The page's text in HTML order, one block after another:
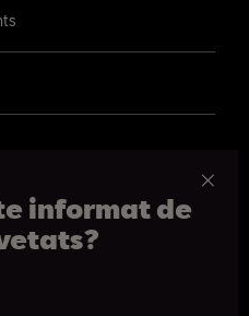
informat de